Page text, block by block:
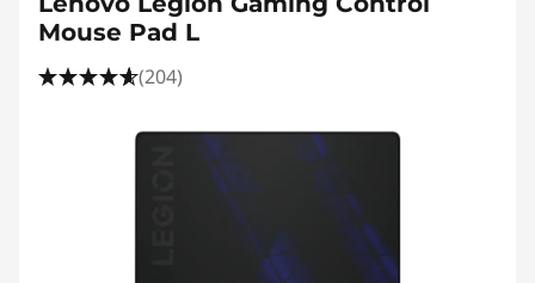
Mouse Pad L
(204)